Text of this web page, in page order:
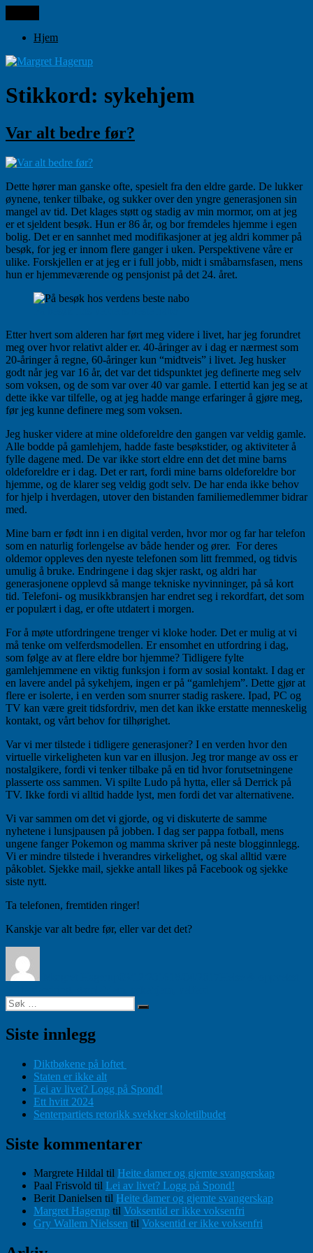
til
innhold
Margret Hagerup
Hjem
Stikkord: sykehjem
Var alt bedre før?
Dette hører man ganske ofte, spesielt fra den eldre garde. De lukker
øynene, tenker tilbake, og sukker over den yngre generasjonen sin
mangel av tid. Det klages støtt og stadig av min mormor, om at jeg
er et sjeldent besøk. Hun er 86 år, og bor fremdeles hjemme i egen
bolig. Det er en sannhet med modifikasjoner at jeg aldri kommer på
besøk, for jeg er innom flere ganger i uken. Perspektivene våre er
ulike. Forskjellen er at jeg er i full jobb, midt i småbarnsfasen, mens
hun er hjemmeværende og pensjonist på det 24. året.
Etter hvert som alderen har ført meg videre i livet, har jeg forundret
meg over hvor relativt alder er. 40-åringer av i dag er nærmest som
20-åringer å regne, 60-åringer kun “midtveis” i livet. Jeg husker
godt når jeg var 16 år, det var det tidspunktet jeg definerte meg selv
som voksen, og de som var over 40 var gamle. I ettertid kan jeg se at
dette ikke var tilfelle, og at jeg hadde mange erfaringer å gjøre meg,
før jeg kunne definere meg som voksen.
Jeg husker videre at mine oldeforeldre den gangen var veldig gamle.
Alle bodde på gamlehjem, hadde faste besøkstider, og aktiviteter å
fylle dagene med. De var ikke stort eldre enn det det mine barns
oldeforeldre er i dag. Det er rart, fordi mine barns oldeforeldre bor
hjemme, og de klarer seg veldig godt selv. De har enda ikke behov
for hjelp i hverdagen, utover den bistanden familiemedlemmer bidrar
med.
Mine barn er født inn i en digital verden, hvor mor og far har telefon
som en naturlig forlengelse av både hender og ører. For deres
oldemor oppleves den nyeste telefonen som litt fremmed, og tidvis
umulig å bruke. Endringene i dag skjer raskt, og aldri har
generasjonene opplevd så mange tekniske nyvinninger, på så kort
tid. Telefoni- og musikkbransjen har endret seg i rekordfart, det som
er populært i dag, er ofte utdatert i morgen.
For å møte utfordringene trenger vi kloke hoder. Det er mulig at vi
må tenke om velferdsmodellen. Er ensomhet en utfordring i dag,
som følge av at flere eldre bor hjemme? Tidligere fylte
gamlehjemmene en viktig funksjon i form av sosial kontakt. I dag er
en lavere andel på sykehjem, ingen er på “gamlehjem”. Dette gjør at
flere er isolerte, i en verden som snurrer stadig raskere. Ipad, PC og
TV kan være greit tidsfordriv, men det kan ikke erstatte menneskelig
kontakt, og vårt behov for tilhørighet.
Var vi mer tilstede i tidligere generasjoner? I en verden hvor den
virtuelle virkeligheten kun var en illusjon. Jeg tror mange av oss er
nostalgikere, fordi vi tenker tilbake på en tid hvor forutsetningene
plasserte oss sammen. Vi spilte Ludo på hytta, eller så Derrick på
TV. Ikke fordi vi alltid hadde lyst, men fordi det var alternativene.
Vi var sammen om det vi gjorde, og vi diskuterte de samme
nyhetene i lunsjpausen på jobben. I dag ser pappa fotball, mens
ungene fanger Pokemon og mamma skriver på neste blogginnlegg.
Vi er mindre tilstede i hverandres virkelighet, og skal alltid være
påkoblet. Sjekke mail, sjekke antall likes på Facebook og sjekke
siste nytt.
Ta telefonen, fremtiden ringer!
Kanskje var alt bedre før, eller var det det?
Søk
etter:
Søk
Siste innlegg
Diktbøkene på loftet
Staten er ikke alt
Lei av livet? Logg på Spond!
Ett hvitt 2024
Senterpartiets retorikk svekker skoletilbudet
Siste kommentarer
Margrete Hildal til Heite damer og gjemte svangerskap
Paal Frisvold til Lei av livet? Logg på Spond!
Berit Danielsen til Heite damer og gjemte svangerskap
Margret Hagerup til Voksentid er ikke voksenfri
Gry Wallem Nielssen til Voksentid er ikke voksenfri